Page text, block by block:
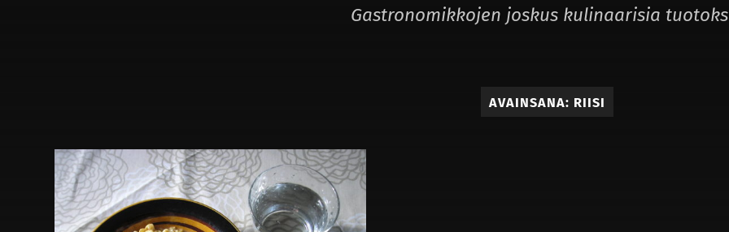
Gastronomikkojen joskus kulinaarisia
AVAINSANA: RIISI